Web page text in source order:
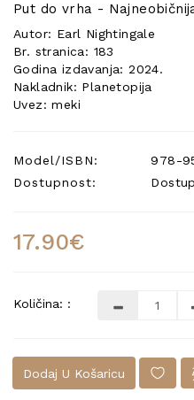
Put do vrha -
Autor: Earl Nightingale
Br. stranica: 183
Godina izdavanja: 2024.
Nakladnik: Planetopija
Uvez: meki
Model/ISBN:
978-
Dostupnost:
17.90€
Količina: :
Dodaj U Košaricu